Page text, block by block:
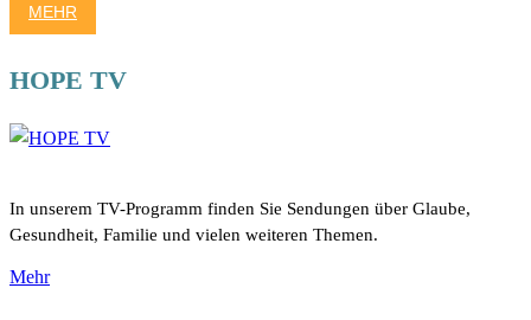
MEHR
HOPE TV
In unserem TV-Programm finden Sie Sendungen über Glaube,
Gesundheit, Familie und vielen weiteren Themen.
Mehr